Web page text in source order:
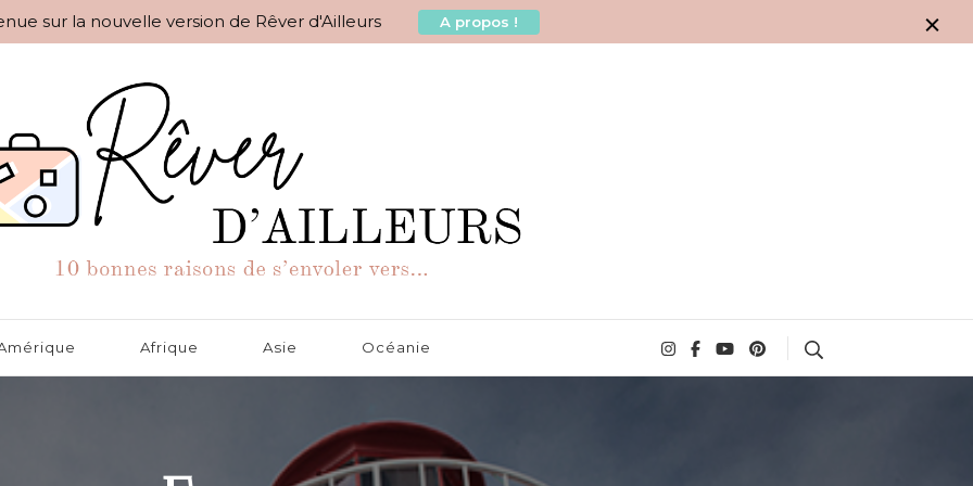
sur la nouvelle version de Rêver d'Ailleurs A propos !
de s'envoler vers…
Afrique Asie Océanie